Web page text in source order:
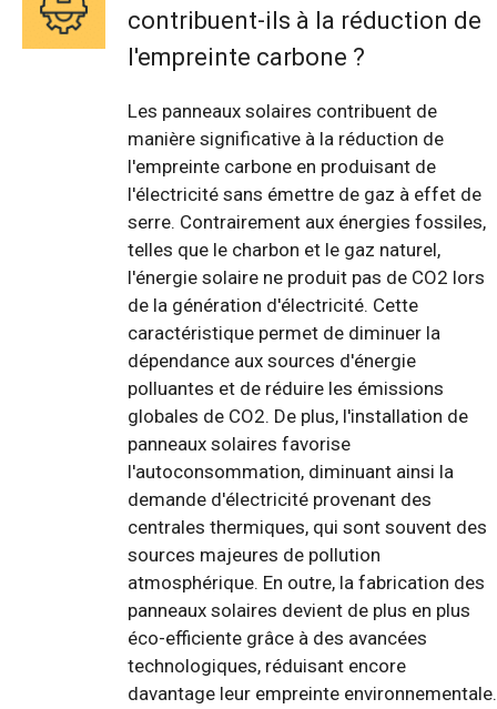
contribuent-ils à la réduction de
l'empreinte carbone ?
Les panneaux solaires contribuent de
manière significative à la réduction de
l'empreinte carbone en produisant de
l'électricité sans émettre de gaz à effet de
serre. Contrairement aux énergies fossiles,
telles que le charbon et le gaz naturel,
l'énergie solaire ne produit pas de CO2 lors
de la génération d'électricité. Cette
caractéristique permet de diminuer la
dépendance aux sources d'énergie
polluantes et de réduire les émissions
globales de CO2. De plus, l'installation de
panneaux solaires favorise
l'autoconsommation, diminuant ainsi la
demande d'électricité provenant des
centrales thermiques, qui sont souvent des
sources majeures de pollution
atmosphérique. En outre, la fabrication des
panneaux solaires devient de plus en plus
éco-efficiente grâce à des avancées
technologiques, réduisant encore
davantage leur empreinte environnementale.